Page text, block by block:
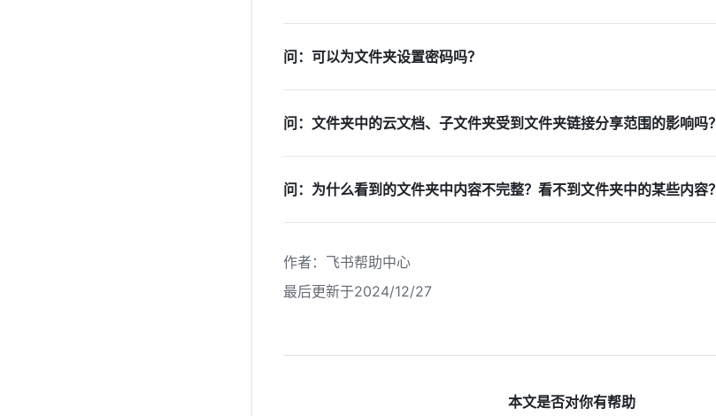
问：可以为文件夹设置密码吗？
问：文件夹中的云文档、子文件夹受到文件夹链接分享范围的影响吗？
问：为什么看到的文件夹中内容不完整？看不到文件夹中的某些内容？
作者 ： 飞书帮助中心
最后更新于2024/12/27
本文是否对你有帮助